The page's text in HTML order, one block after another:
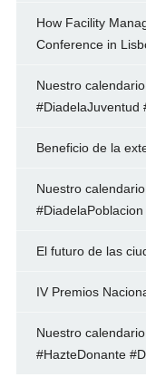
How Facility
Conference in
Nuestro
#DiadelaJuventud
Beneficio de la
Nuestro
El futuro de las
IV Premios
Nuestro
#HazteDonante